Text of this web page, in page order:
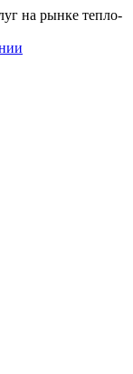
на рынке тепло-